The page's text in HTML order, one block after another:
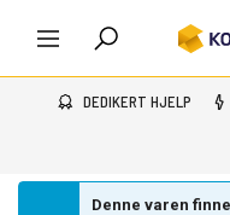
DEDIKERT HJELP
Denne varen